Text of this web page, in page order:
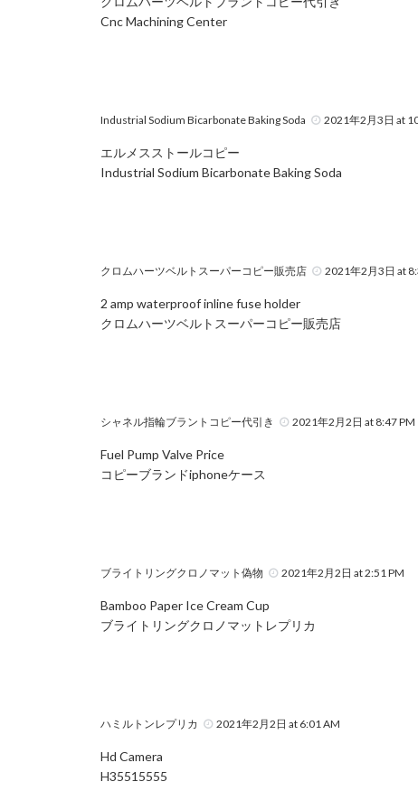
Cnc Machining Center
Industrial Sodium Bicarbonate Baking Soda 2021年2月3日 at
エルメスストールコピー
Industrial Sodium Bicarbonate Baking Soda
クロムハーツベルトスーパーコピー販売店 2021年2月3日 at
2 amp waterproof inline fuse holder
クロムハーツベルトスーパーコピー販売店
シャネル指輪ブラントコピー代引き 2021年2月2日 at 8:47 PM
Fuel Pump Valve Price
コピーブランドiphoneケース
ブライトリングクロノマット偽物 2021年2月2日 at 2:51 PM
Bamboo Paper Ice Cream Cup
ブライトリングクロノマットレプリカ
ハミルトンレプリカ 2021年2月2日 at 6:01 AM
Hd Camera
H35515555